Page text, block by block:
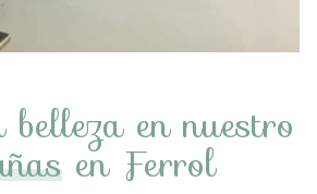
en nuestro
en Ferrol